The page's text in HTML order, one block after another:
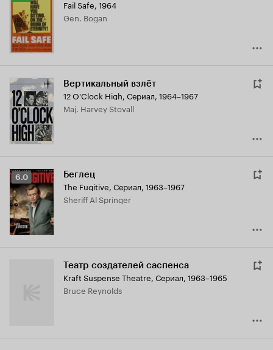
Кинопоиска
7.5
Fail Safe, 1964
Gen. Bogan
Вертикальный взлёт
12 O'Clock High, Сериал, 1964–1967
Maj. Harvey Stovall
Рейтинг
Кинопоиска
6.0
6.0 Беглец
The Fugitive, Сериал, 1963–1967
Sheriff Al Springer
Театр создателей саспенса
Kraft Suspense Theatre, Сериал, 1963–1965
Bruce Reynolds